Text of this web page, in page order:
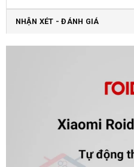
NHẬN XÉT - ĐÁNH GIÁ